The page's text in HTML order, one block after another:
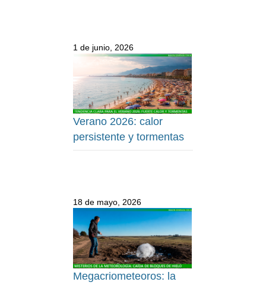
1 de junio, 2026
Verano 2026: calor
persistente y tormentas
18 de mayo, 2026
Megacriometeoros: la